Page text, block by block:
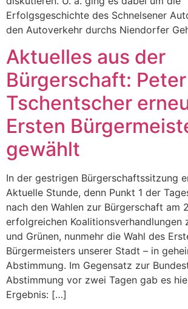
Erfolgsgeschichte des Schnelsener
den Autoverkehr durchs Niendorfer
Aktuelles aus der
Bürgerschaft: Peter
Tschentscher
Ersten
gewählt
In der gestrigen Bürgerschaftssitzung
Aktuelle Stunde, denn Punkt 1 der
nach den Wahlen zur Bürgerschaft am
erfolgreichen Koalitionsverhandlungen
und Grünen, nunmehr die Wahl des
Bürgermeisters unserer Stadt – in
Abstimmung. Im Gegensatz zur
Abstimmung vor zwei Tagen gab es
Ergebnis: […]